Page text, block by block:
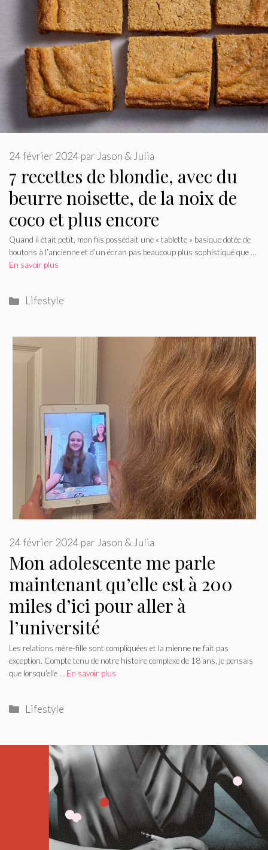
7 recettes de blondie, avec du
beurre noisette, de la noix de
coco et plus encore
24 février 2024 par Jason & Julia
Quand il était petit, mon fils possédait une « tablette » basique dotée de
boutons à l’ancienne et d’un écran pas beaucoup plus sophistiqué que …
En savoir plus
Catégories
Lifestyle
Mon adolescente me parle
maintenant qu’elle est à 200
miles d’ici pour aller à
l’université
24 février 2024 par Jason & Julia
Les relations mère-fille sont compliquées et la mienne ne fait pas
exception. Compte tenu de notre histoire complexe de 18 ans, je pensais
que lorsqu’elle … En savoir plus
Catégories
Lifestyle